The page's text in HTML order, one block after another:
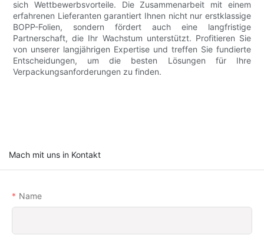
sich Wettbewerbsvorteile. Die Zusammenarbeit mit einem
erfahrenen Lieferanten garantiert Ihnen nicht nur erstklassige
BOPP-Folien, sondern fördert auch eine langfristige
Partnerschaft, die Ihr Wachstum unterstützt. Profitieren Sie
von unserer langjährigen Expertise und treffen Sie fundierte
Entscheidungen, um die besten Lösungen für Ihre
Verpackungsanforderungen zu finden.
Mach mit uns in Kontakt
Name